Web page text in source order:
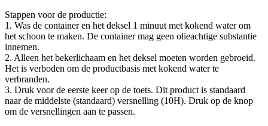
Stappen voor de productie:
1. Was de container en het deksel 1 minuut met kokend water om
het schoon te maken. De container mag geen olieachtige substantie
innemen.
2. Alleen het bekerlichaam en het deksel moeten worden gebroeid.
Het is verboden om de productbasis met kokend water te
verbranden.
3. Druk voor de eerste keer op de toets. Dit product is standaard
naar de middelste (standaard) versnelling (10H). Druk op de knop
om de versnellingen aan te passen.